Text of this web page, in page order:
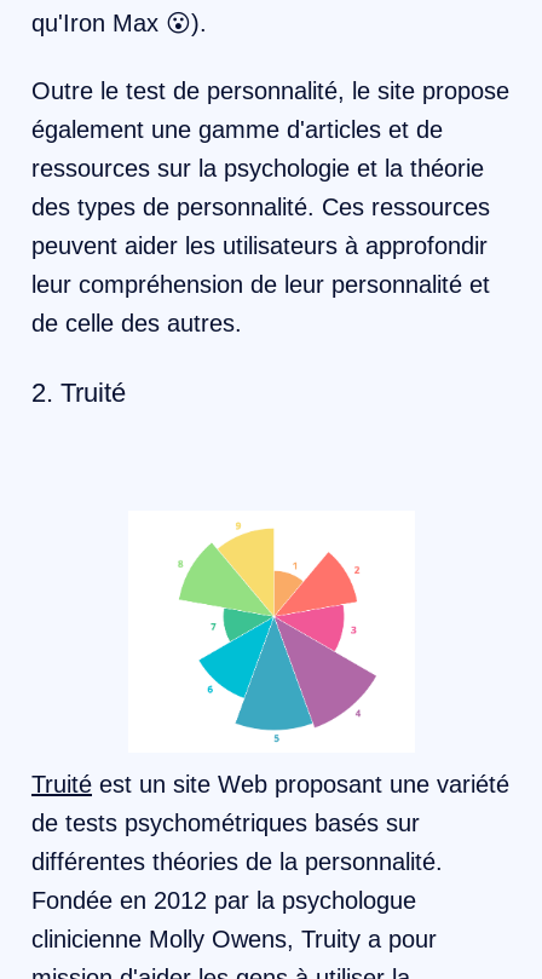
qu'Iron Max 😮).
Outre le test de personnalité, le site propose
également une gamme d'articles et de
ressources sur la psychologie et la théorie
des types de personnalité. Ces ressources
peuvent aider les utilisateurs à approfondir
leur compréhension de leur personnalité et
de celle des autres.
2. Truité
Truité est un site Web proposant une variété
de tests psychométriques basés sur
différentes théories de la personnalité.
Fondée en 2012 par la psychologue
clinicienne Molly Owens, Truity a pour